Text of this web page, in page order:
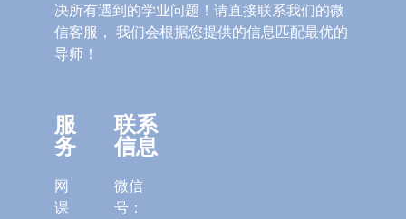
决所有遇到的学业问题！请直接联系我们的微
信客服， 我们会根据您提供的信息匹配最优的
导师！
服
务
网
课
联系
信息
微信
号：